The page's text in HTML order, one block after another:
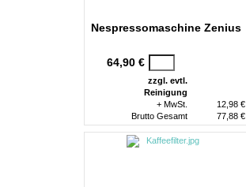
Nespressomaschine Zenius
64,90 €
zzgl. evtl.
Reinigung
+ MwSt.
12,98 €
Brutto Gesamt
77,88 €